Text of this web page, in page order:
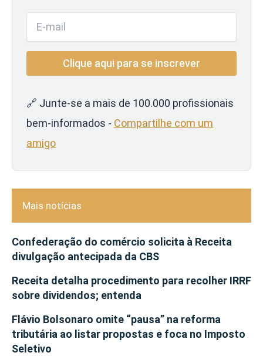
🔗 Junte-se a mais de 100.000 profissionais
bem-informados - Compartilhe com um
amigo
Mais notícias
Confederação do comércio solicita à Receita
divulgação antecipada da CBS
Receita detalha procedimento para recolher IRRF
sobre dividendos; entenda
Flávio Bolsonaro omite “pausa” na reforma
tributária ao listar propostas e foca no Imposto
Seletivo